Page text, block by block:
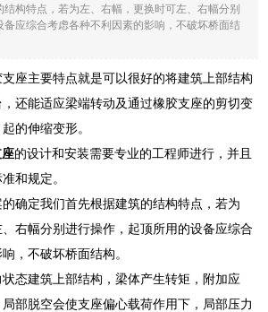
构特点，若为左、右幅，更换时可左、右幅分别
备应综合考虑各种不利因素的影响，不破坏桥面结
座主要特点就是可以很好的将建筑上部结构
还能适应梁端转动及通过橡胶支座的剪切变
的伸缩变形。
的设计和安装需要专业的工程师进行，并且
和规定。
确定我们首先根据建筑的结构特点，若为
右幅分别进行操作，起顶所用的设备应综合
，不破坏桥面结构。
态建筑上部结构，梁体产生转矩，附加应
部脱空会使支座偏心载荷作用下，局部压力